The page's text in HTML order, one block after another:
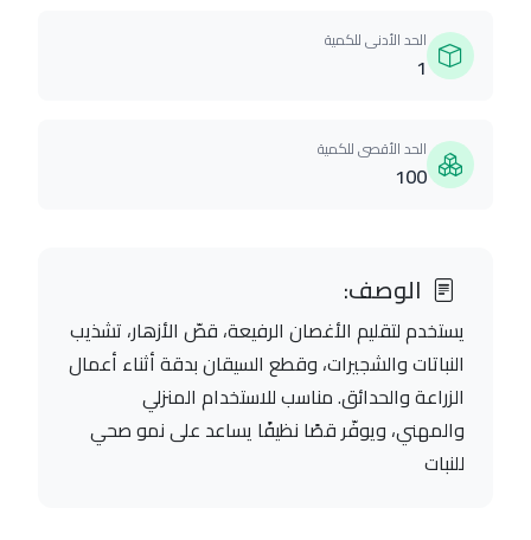
الحد الأدنى للكمية
1
الحد الأقصى للكمية
100
الوصف:
يستخدم لتقليم الأغصان الرفيعة، قصّ الأزهار، تشذيب
النباتات والشجيرات، وقطع السيقان بدقة أثناء أعمال
الزراعة والحدائق. مناسب للاستخدام المنزلي
والمهني، ويوفّر قصًا نظيفًا يساعد على نمو صحي
للنبات